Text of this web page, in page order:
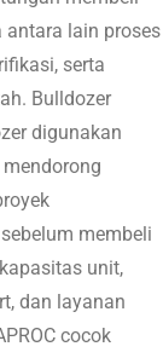
antara lain proses
serta
Bulldozer
digunakan
membeli
unit,
dan layanan
cocok